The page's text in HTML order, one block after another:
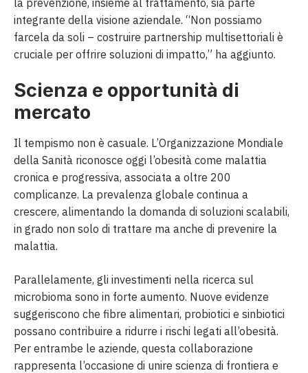
integrante della visione aziendale. “Non possiamo
farcela da soli – costruire partnership multisettoriali è
cruciale per offrire soluzioni di impatto,” ha aggiunto.
Scienza e opportunità di
mercato
Il tempismo non è casuale. L’Organizzazione Mondiale
della Sanità riconosce oggi l’obesità come malattia
cronica e progressiva, associata a oltre 200
complicanze. La prevalenza globale continua a
crescere, alimentando la domanda di soluzioni scalabili,
in grado non solo di trattare ma anche di prevenire la
malattia.
Parallelamente, gli investimenti nella ricerca sul
microbioma sono in forte aumento. Nuove evidenze
suggeriscono che fibre alimentari, probiotici e sinbiotici
possano contribuire a ridurre i rischi legati all’obesità.
Per entrambe le aziende, questa collaborazione
rappresenta l’occasione di unire scienza di frontiera e